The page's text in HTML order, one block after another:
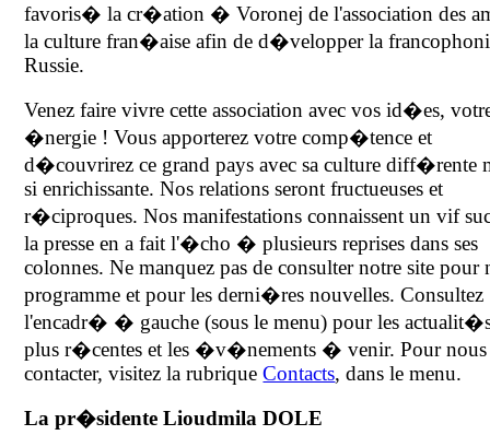
favoris� la cr�ation � Voronej de l'association des
la culture fran�aise afin de d�velopper la
Russie.
Venez faire vivre cette association avec vos id�es,
�nergie ! Vous apporterez votre comp�tence et
d�couvrirez ce grand pays avec sa culture diff�rente
si enrichissante. Nos relations seront fructueuses et
r�ciproques. Nos manifestations connaissent un vif
la presse en a fait l'�cho � plusieurs reprises dans ses
colonnes. Ne manquez pas de consulter notre site pour
programme et pour les derni�res nouvelles. Consultez
l'encadr� � gauche (sous le menu) pour les
plus r�centes et les �v�nements � venir. Pour nous
contacter, visitez la rubriqueContacts, dans le menu.
La pr�sidente Lioudmila DOLE